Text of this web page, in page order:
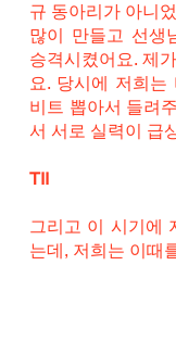
규 동아리가 아니
많이 만들고 선생
승격시켰어요. 제
요. 당시에 저희는
비트 뽑아서 들려
서 서로 실력이 급
TII
그리고 이 시기에
는데, 저희는 이때